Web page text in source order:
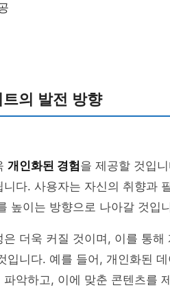
의 발전 방향
개인화된 경험을 제공할 것입
다. 사용자는 자신의 취향과
높이는 방향으로 나아갈 것입
은 더욱 커질 것이며, 이를 통
입니다. 예를 들어, 개인화된
악하고, 이에 맞춘 콘텐츠를